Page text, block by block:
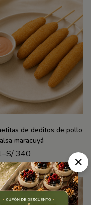
de deditos de pollo
maracuyá
–S/340